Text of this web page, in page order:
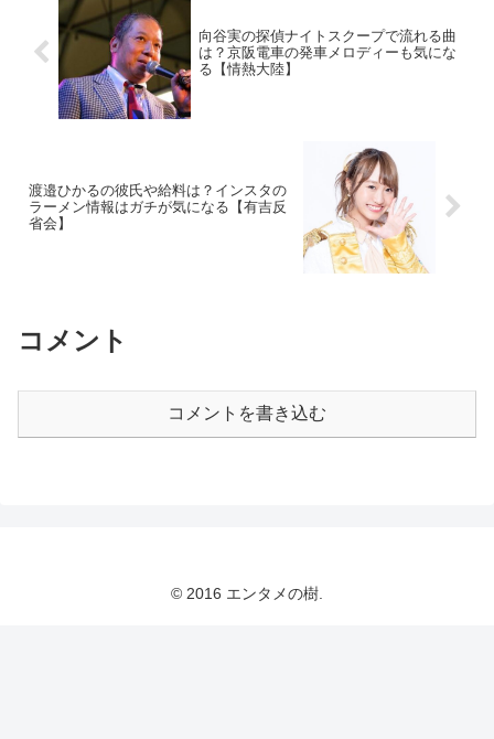
向谷実の探偵ナイトスクープで流れる曲
は？京阪電車の発車メロディーも気にな
る【情熱大陸】
渡邉ひかるの彼氏や給料は？インスタの
ラーメン情報はガチが気になる【有吉反
省会】
コメント
コメントを書き込む
© 2016 エンタメの樹.